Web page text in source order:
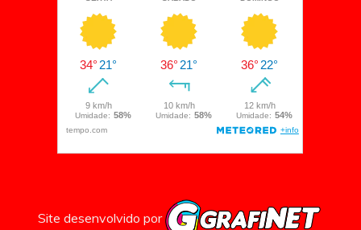
Site desenvolvido por